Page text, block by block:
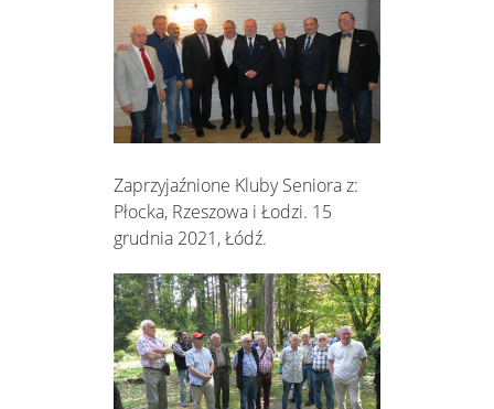
Zaprzyjaźnione Kluby Seniora z:
Płocka, Rzeszowa i Łodzi. 15
grudnia 2021, Łódź.